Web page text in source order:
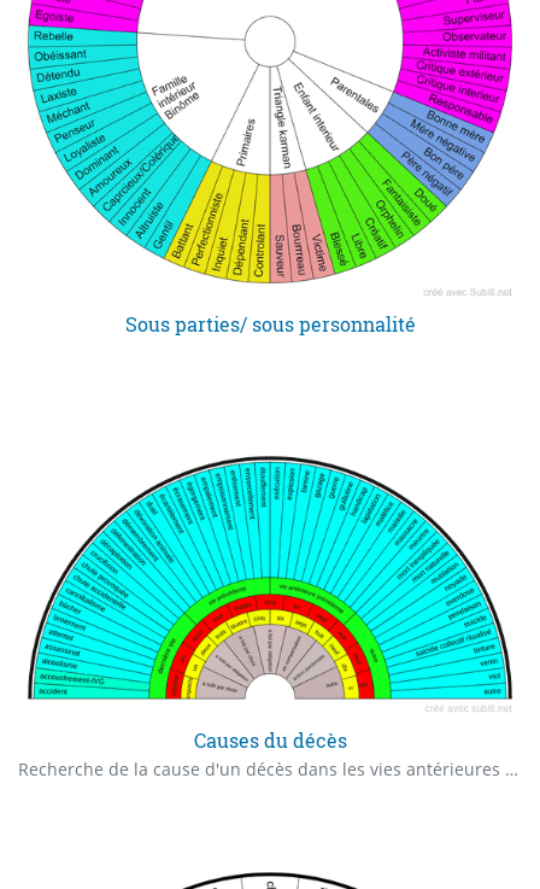
Sous parties/ sous personnalité
Causes du décès
Recherche de la cause d'un décès dans les vies antérieures Nombre d'impacts Datation classé dans SOIN